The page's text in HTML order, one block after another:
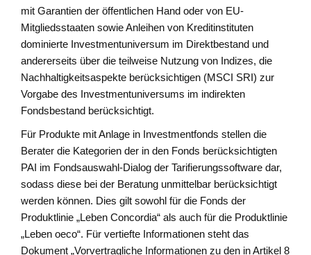
mit Garantien der öffentlichen Hand oder von EU-
Mitgliedsstaaten sowie Anleihen von Kreditinstituten
dominierte Investmentuniversum im Direktbestand und
andererseits über die teilweise Nutzung von Indizes, die
Nachhaltigkeitsaspekte berücksichtigen (MSCI SRI) zur
Vorgabe des Investmentuniversums im indirekten
Fondsbestand berücksichtigt.
Für Produkte mit Anlage in Investmentfonds stellen die
Berater die Kategorien der in den Fonds berücksichtigten
PAI im Fondsauswahl-Dialog der Tarifierungssoftware dar,
sodass diese bei der Beratung unmittelbar berücksichtigt
werden können. Dies gilt sowohl für die Fonds der
Produktlinie „Leben Concordia“ als auch für die Produktlinie
„Leben oeco“. Für vertiefte Informationen steht das
Dokument „Vorvertragliche Informationen zu den in Artikel 8